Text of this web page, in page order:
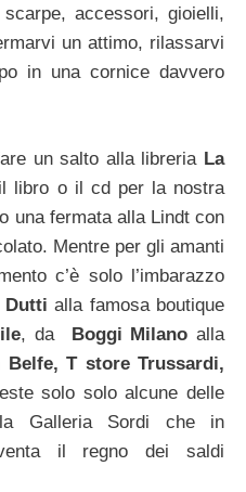
accessori, gioielli,
un attimo, rilassarvi
in una cornice davvero
un salto alla libreria La
libro o il cd per la nostra
una fermata alla Lindt con
Mentre per gli amanti
c’è solo l’imbarazzo
Duttialla famosa boutique
, da Boggi Milano alla
Belfe, T store Trussardi,
solo solo alcune delle
Galleria Sordi che in
il regno dei saldi